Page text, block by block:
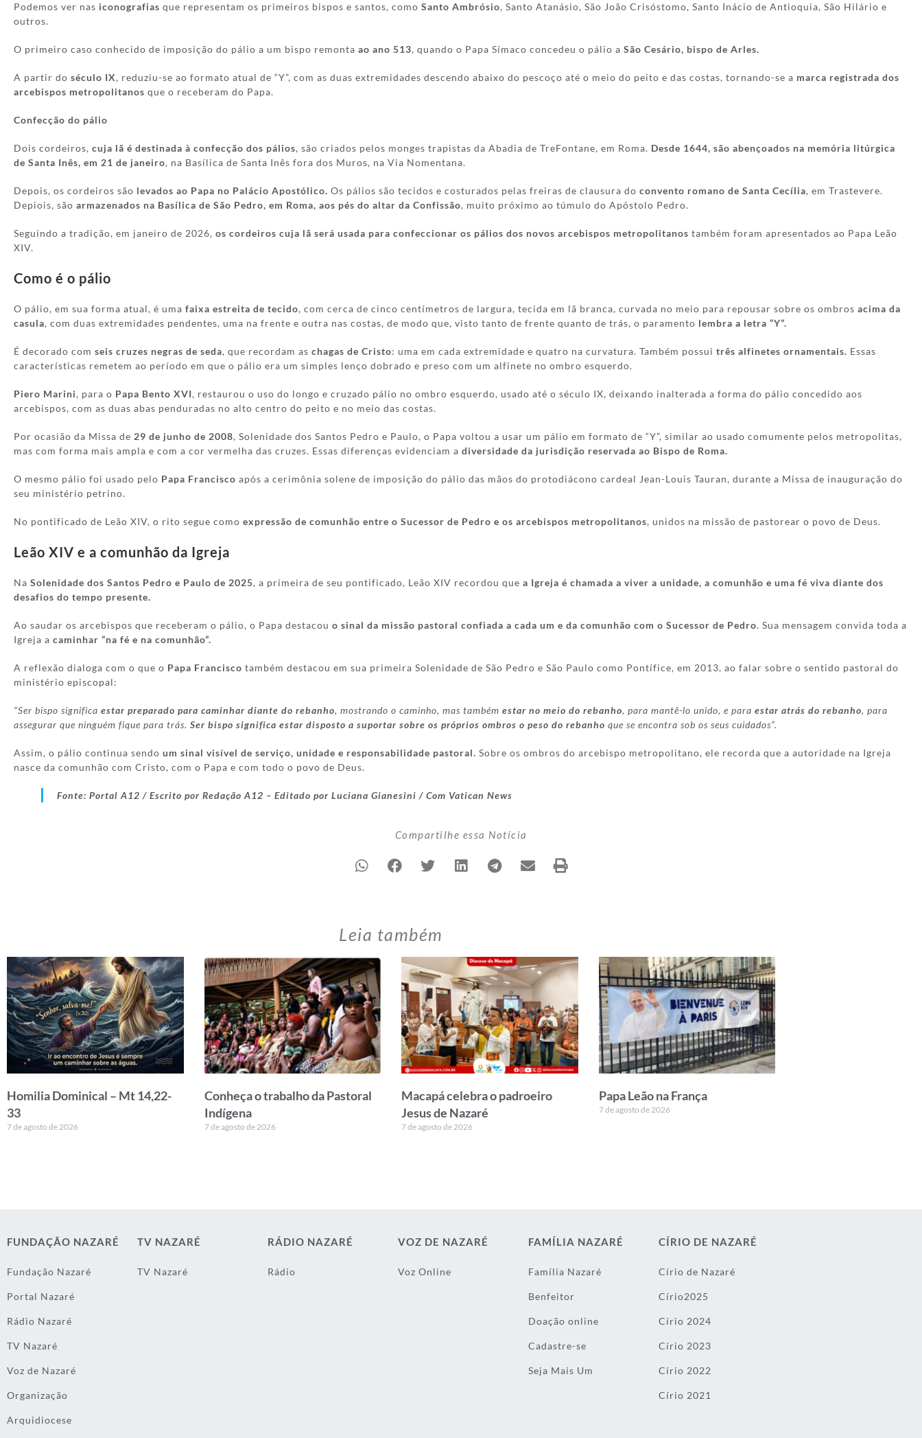
Podemos ver nas iconografias que representam os primeiros bispos e santos, como Santo Ambrósio, Santo Atanásio, São João Crisóstomo, Santo Inácio de Antioquia, São Hilário e
outros.
O primeiro caso conhecido de imposição do pálio a um bispo remonta ao ano 513, quando o Papa Símaco concedeu o pálio a São Cesário, bispo de Arles.
A partir do século IX, reduziu-se ao formato atual de “Y”, com as duas extremidades descendo abaixo do pescoço até o meio do peito e das costas, tornando-se a marca registrada dos
arcebispos metropolitanos que o receberam do Papa.
Confecção do pálio
Dois cordeiros, cuja lã é destinada à confecção dos pálios, são criados pelos monges trapistas da Abadia de TreFontane, em Roma. Desde 1644, são abençoados na memória litúrgica
de Santa Inês, em 21 de janeiro, na Basílica de Santa Inês fora dos Muros, na Via Nomentana.
Depois, os cordeiros são levados ao Papa no Palácio Apostólico. Os pálios são tecidos e costurados pelas freiras de clausura do convento romano de Santa Cecília, em Trastevere.
Depiois, são armazenados na Basílica de São Pedro, em Roma, aos pés do altar da Confissão, muito próximo ao túmulo do Apóstolo Pedro.
Seguindo a tradição, em janeiro de 2026, os cordeiros cuja lã será usada para confeccionar os pálios dos novos arcebispos metropolitanos também foram apresentados ao Papa Leão
XIV.
Como é o pálio
O pálio, em sua forma atual, é uma faixa estreita de tecido, com cerca de cinco centímetros de largura, tecida em lã branca, curvada no meio para repousar sobre os ombros acima da
casula, com duas extremidades pendentes, uma na frente e outra nas costas, de modo que, visto tanto de frente quanto de trás, o paramento lembra a letra “Y”.
É decorado com seis cruzes negras de seda, que recordam as chagas de Cristo: uma em cada extremidade e quatro na curvatura. Também possui três alfinetes ornamentais. Essas
características remetem ao período em que o pálio era um simples lenço dobrado e preso com um alfinete no ombro esquerdo.
Piero Marini, para o Papa Bento XVI, restaurou o uso do longo e cruzado pálio no ombro esquerdo, usado até o século IX, deixando inalterada a forma do pálio concedido aos
arcebispos, com as duas abas penduradas no alto centro do peito e no meio das costas.
Por ocasião da Missa de 29 de junho de 2008, Solenidade dos Santos Pedro e Paulo, o Papa voltou a usar um pálio em formato de “Y”, similar ao usado comumente pelos metropolitas,
mas com forma mais ampla e com a cor vermelha das cruzes. Essas diferenças evidenciam a diversidade da jurisdição reservada ao Bispo de Roma.
O mesmo pálio foi usado pelo Papa Francisco após a cerimônia solene de imposição do pálio das mãos do protodiácono cardeal Jean-Louis Tauran, durante a Missa de inauguração do
seu ministério petrino.
No pontificado de Leão XIV, o rito segue como expressão de comunhão entre o Sucessor de Pedro e os arcebispos metropolitanos, unidos na missão de pastorear o povo de Deus.
Leão XIV e a comunhão da Igreja
Na Solenidade dos Santos Pedro e Paulo de 2025, a primeira de seu pontificado, Leão XIV recordou que a Igreja é chamada a viver a unidade, a comunhão e uma fé viva diante dos
desafios do tempo presente.
Ao saudar os arcebispos que receberam o pálio, o Papa destacou o sinal da missão pastoral confiada a cada um e da comunhão com o Sucessor de Pedro. Sua mensagem convida toda a
Igreja a caminhar “na fé e na comunhão”.
A reflexão dialoga com o que o Papa Francisco também destacou em sua primeira Solenidade de São Pedro e São Paulo como Pontífice, em 2013, ao falar sobre o sentido pastoral do
ministério episcopal:
“Ser bispo significa estar preparado para caminhar diante do rebanho, mostrando o caminho, mas também estar no meio do rebanho, para mantê-lo unido, e para estar atrás do rebanho, para
assegurar que ninguém fique para trás. Ser bispo significa estar disposto a suportar sobre os próprios ombros o peso do rebanho que se encontra sob os seus cuidados”.
Assim, o pálio continua sendo um sinal visível de serviço, unidade e responsabilidade pastoral. Sobre os ombros do arcebispo metropolitano, ele recorda que a autoridade na Igreja
nasce da comunhão com Cristo, com o Papa e com todo o povo de Deus.
Fonte: Portal A12 / Escrito por Redação A12 – Editado por Luciana Gianesini / Com Vatican News
Compartilhe essa Notícia
Leia também
Homilia Dominical – Mt 14,22-
33
7 de agosto de 2026
Conheça o trabalho da Pastoral
Indígena
7 de agosto de 2026
Macapá celebra o padroeiro
Jesus de Nazaré
7 de agosto de 2026
Papa Leão na França
7 de agosto de 2026
FUNDAÇÃO NAZARÉ
Fundação Nazaré
Portal Nazaré
Rádio Nazaré
TV Nazaré
Voz de Nazaré
Organização
Arquidiocese
TV NAZARÉ
TV Nazaré
RÁDIO NAZARÉ
Rádio
VOZ DE NAZARÉ
Voz Online
FAMÍLIA NAZARÉ
Família Nazaré
Benfeitor
Doação online
Cadastre-se
Seja Mais Um
CÍRIO DE NAZARÉ
Círio de Nazaré
Círio2025
Círio 2024
Círio 2023
Círio 2022
Círio 2021